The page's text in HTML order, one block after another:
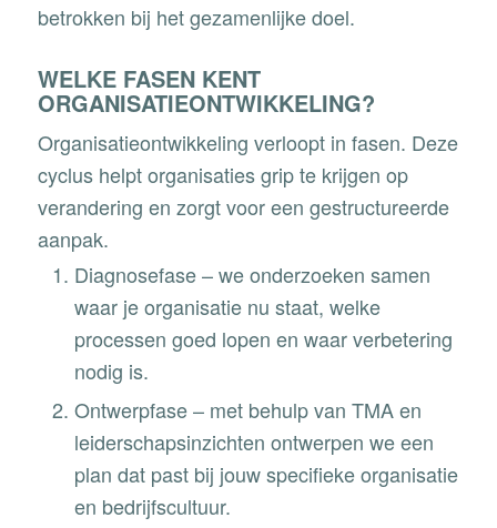
betrokken bij het gezamenlijke doel.
WELKE FASEN KENT
ORGANISATIEONTWIKKELING?
Organisatieontwikkeling verloopt in fasen. Deze
cyclus helpt organisaties grip te krijgen op
verandering en zorgt voor een gestructureerde
aanpak.
Diagnosefase– we onderzoeken samen
waar je organisatie nu staat, welke
processen goed lopen en waar verbetering
nodig is.
Ontwerpfase– met behulp van TMA en
leiderschapsinzichten ontwerpen we een
plan dat past bij jouw specifieke organisatie
en bedrijfscultuur.